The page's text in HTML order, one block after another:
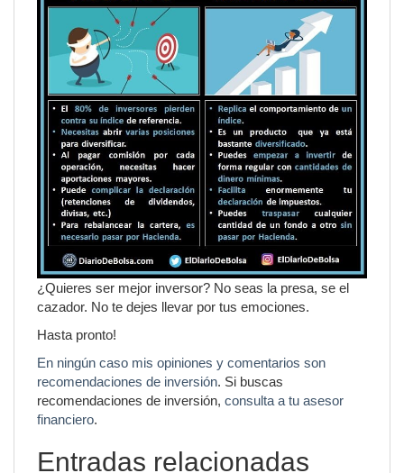
¿Quieres ser mejor inversor? No seas la presa, se el
cazador. No te dejes llevar por tus emociones.
Hasta pronto!
En ningún caso mis opiniones y comentarios son
recomendaciones de inversión. Si buscas
recomendaciones de inversión, consulta a tu asesor
financiero.
Entradas relacionadas